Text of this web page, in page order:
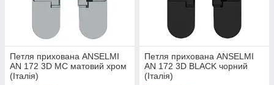
Петля прихована ANSELMI
AN 172 3D MC матовий хром
(Італія)
Петля прихована ANSELMI
AN 172 3D BLACK чорний
(Італія)